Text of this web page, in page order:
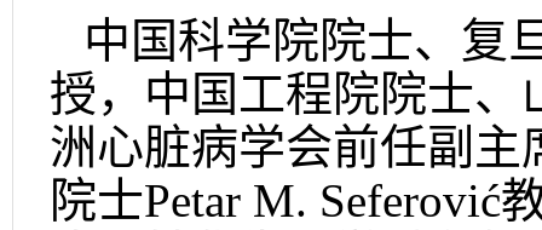
中国科学院院士、复
授，中国工程院院士
洲心脏病学会前任副
院士Petar M. Seferović